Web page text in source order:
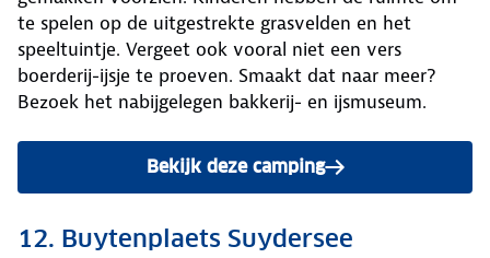
te spelen op de uitgestrekte grasvelden en het
speeltuintje. Vergeet ook vooral niet een vers
boerderij-ijsje te proeven. Smaakt dat naar meer?
Bezoek het nabijgelegen bakkerij- en ijsmuseum.
Bekijk deze camping
12. Buytenplaets Suydersee